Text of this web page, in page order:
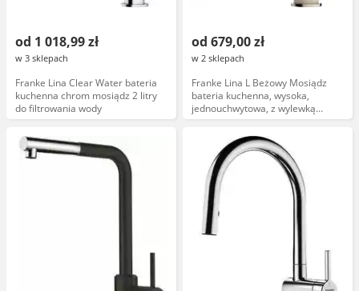
od 1 018,99 zł
w 3 sklepach
Franke Lina Clear Water bateria
kuchenna chrom mosiądz 2 litry
do filtrowania wody
od 679,00 zł
w 2 sklepach
Franke Lina L Beżowy Mosiądz
bateria kuchenna, wysoka,
jednouchwytowa, z wylewką
obrotową